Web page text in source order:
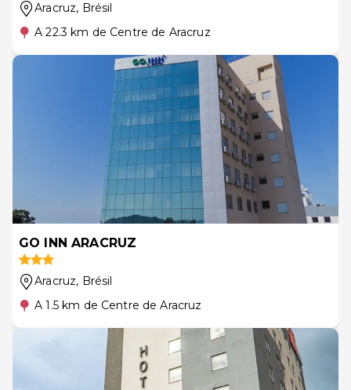
Aracruz, Brésil
A 22.3 km de Centre de Aracruz
GO INN ARACRUZ
Aracruz, Brésil
A 1.5 km de Centre de Aracruz